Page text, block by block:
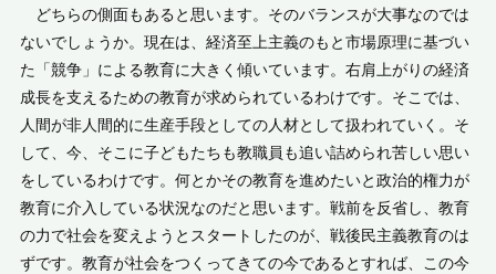
どちらの側面もあると思います。そのバランスが大事なのでは
ないでしょうか。現在は、経済至上主義のもと市場原理に基づい
た「競争」による教育に大きく傾いています。右肩上がりの経済
成長を支えるための教育が求められているわけです。そこでは、
人間が非人間的に生産手段としての人材として扱われていく。そ
して、今、そこに子どもたちも教職員も追い詰められ苦しい思い
をしているわけです。何とかその教育を進めたいと政治的権力が
教育に介入している状況なのだと思います。戦前を反省し、教育
の力で社会を変えようとスタートしたのが、戦後民主義教育のは
ずです。教育が社会をつくってきての今であるとすれば、この今